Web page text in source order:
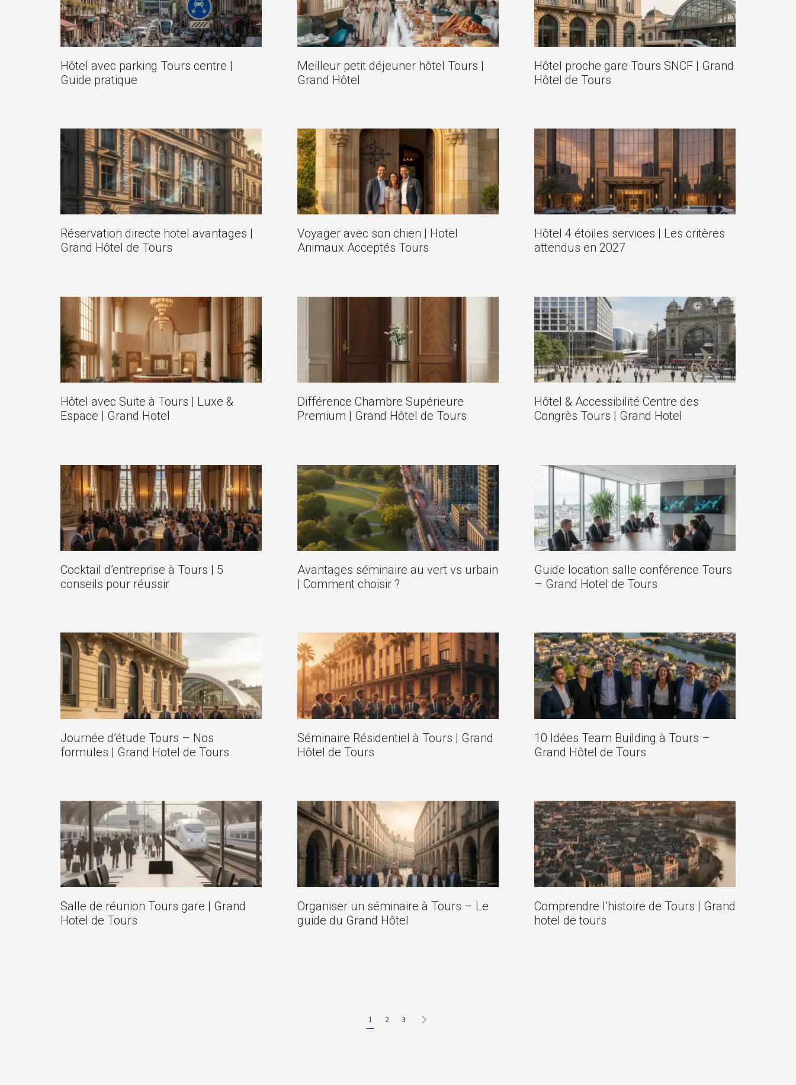
Hôtel avec parking Tours centre |
Guide pratique
Meilleur petit déjeuner hôtel Tours |
Grand Hôtel
Hôtel proche gare Tours SNCF | Grand
Hôtel de Tours
Réservation directe hotel avantages |
Grand Hôtel de Tours
Voyager avec son chien | Hotel
Animaux Acceptés Tours
Hôtel 4 étoiles services | Les critères
attendus en 2027
Hôtel avec Suite à Tours | Luxe &
Espace | Grand Hotel
Différence Chambre Supérieure
Premium | Grand Hôtel de Tours
Hôtel & Accessibilité Centre des
Congrès Tours | Grand Hotel
Cocktail d’entreprise à Tours | 5
conseils pour réussir
Avantages séminaire au vert vs urbain
| Comment choisir ?
Guide location salle conférence Tours
– Grand Hotel de Tours
Journée d’étude Tours – Nos
formules | Grand Hotel de Tours
Séminaire Résidentiel à Tours | Grand
Hôtel de Tours
10 Idées Team Building à Tours –
Grand Hôtel de Tours
Salle de réunion Tours gare | Grand
Hotel de Tours
Organiser un séminaire à Tours – Le
guide du Grand Hôtel
Comprendre l’histoire de Tours | Grand
hotel de tours
1 2 3